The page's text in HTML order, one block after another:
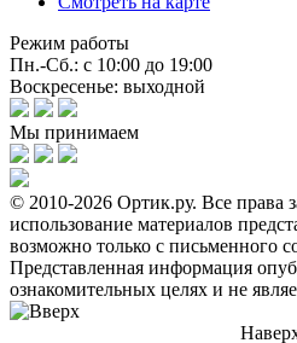
Режим работы
Пн.-Сб.: с 10:00 до 19:00
Воскресенье: выходной
Мы принимаем
© 2010-2026 Ортик.ру. Все права
использование материалов
возможно только с письменного
Представленная информация
ознакомительных целях и не